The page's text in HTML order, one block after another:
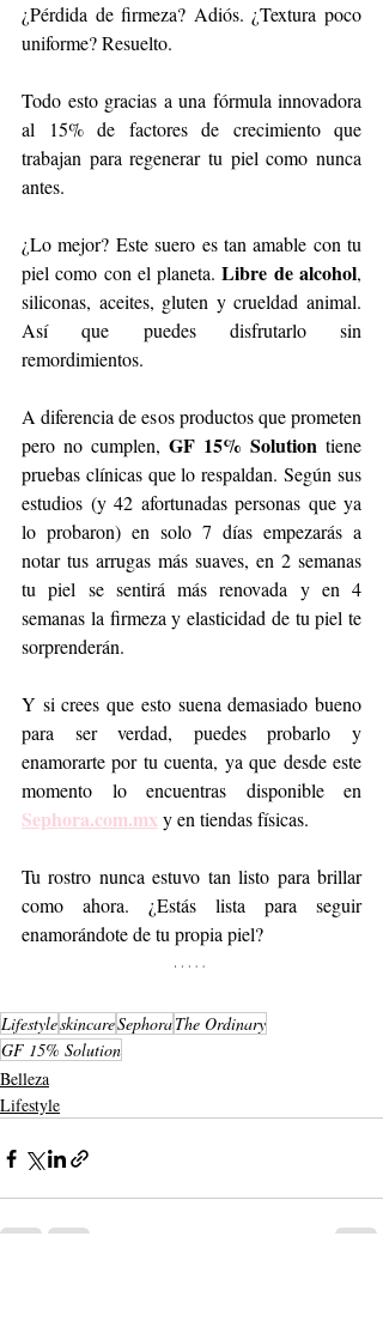
¿Pérdida de firmeza? Adiós. ¿Textura poco
uniforme? Resuelto.
Todo esto gracias a una fórmula innovadora
al 15% de factores de crecimiento que
trabajan para regenerar tu piel como nunca
antes.
¿Lo mejor? Este suero es tan amable con tu
piel como con el planeta. Libre de alcohol,
siliconas, aceites, gluten y crueldad animal.
Así que puedes disfrutarlo sin
remordimientos.
A diferencia de esos productos que prometen
pero no cumplen, GF 15% Solution tiene
pruebas clínicas que lo respaldan. Según sus
estudios (y 42 afortunadas personas que ya
lo probaron) en solo 7 días empezarás a
notar tus arrugas más suaves, en 2 semanas
tu piel se sentirá más renovada y en 4
semanas la firmeza y elasticidad de tu piel te
sorprenderán.
Y si crees que esto suena demasiado bueno
para ser verdad, puedes probarlo y
enamorarte por tu cuenta, ya que desde este
Sephora.com.mx y en tiendas físicas.
Tu rostro nunca estuvo tan listo para brillar
como ahora. ¿Estás lista para seguir
enamorándote de tu propia piel?
LifestyleskincareSephoraThe Ordinary
GF 15% Solution
Belleza
Lifestyle